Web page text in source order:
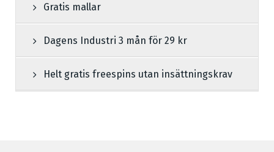
Gratis mallar
Dagens Industri 3 mån för 29 kr
Helt gratis freespins utan insättningskrav